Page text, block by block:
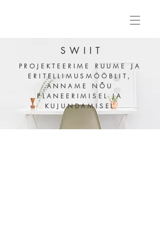
SWIIT
PROJEKTEERIME RUUME JA
ERITELLIMUSMÖÖBLIT,
ANNAME NÕU
PLANEERIMISEL JA
KUJUNDAMISEL